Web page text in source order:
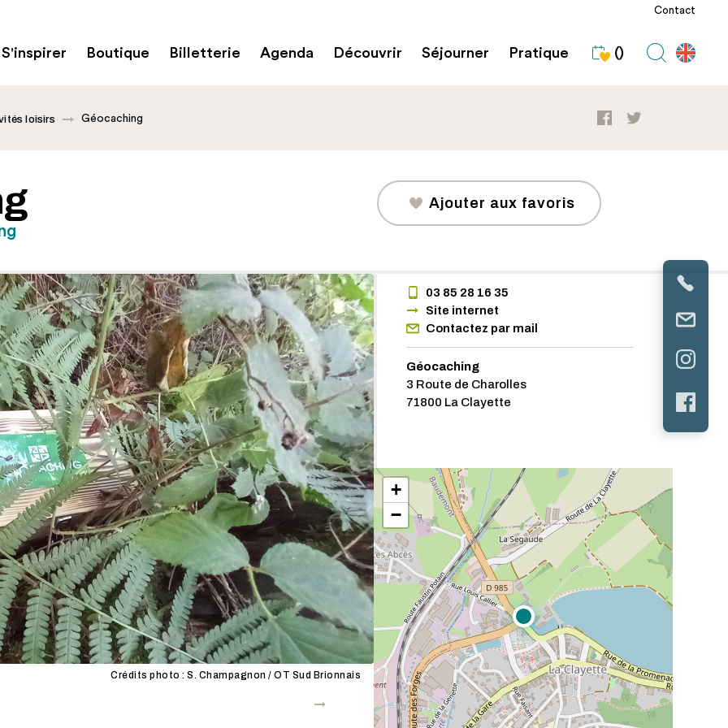
Contact
S'inspirer Boutique Billetterie Agenda Découvrir Séjourner Pratique ()
loisirs Géocaching
Ajouter aux favoris
Crédits photo : S. Champagnon / OT Sud Brionnais
03 85 28 16 35
Site internet
Contactez par mail
Géocaching
3 Route de Charolles
71800 La Clayette
+
−